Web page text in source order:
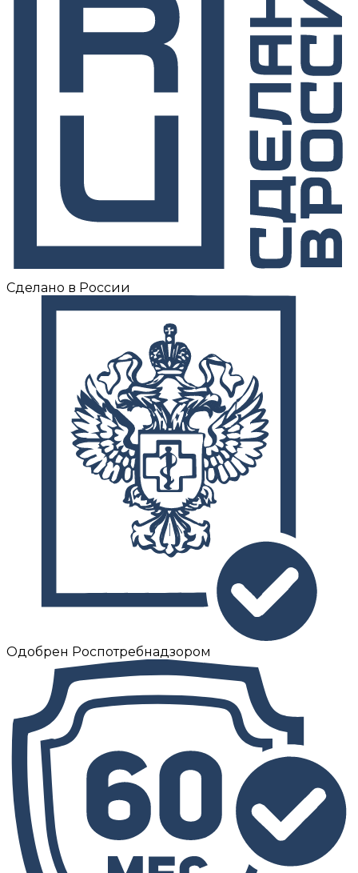
Сделано в России
Одобрен Роспотребнадзором